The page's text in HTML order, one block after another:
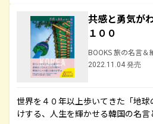
共感と勇気が
１００
BOOKS 旅の名言＆
2022.11.04 発売
世界を４０年以上歩いてきた「地
けする、人生を輝かせる韓国の名